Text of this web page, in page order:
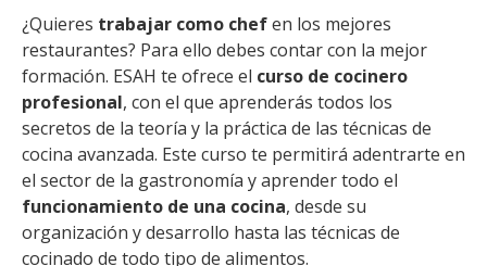
¿Quieres trabajar como chefen los mejores
restaurantes? Para ello debes contar con la mejor
formación. ESAH te ofrece el curso de cocinero
profesional, con el que aprenderás todos los
secretos de la teoría y la práctica de las técnicas de
cocina avanzada. Este curso te permitirá adentrarte en
el sector de la gastronomía y aprender todo el
funcionamiento de una cocina, desde su
organización y desarrollo hasta las técnicas de
cocinado de todo tipo de alimentos.